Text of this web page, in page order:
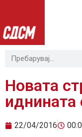
Новата
иднината
22/04/2016